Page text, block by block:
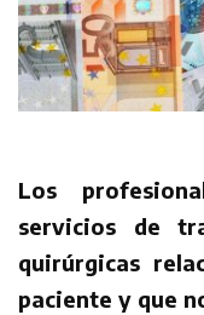
Los
servicios de
quirúrgicas
paciente y que